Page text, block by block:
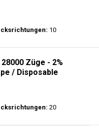
10
Züge - 2%
/ Disposable
20